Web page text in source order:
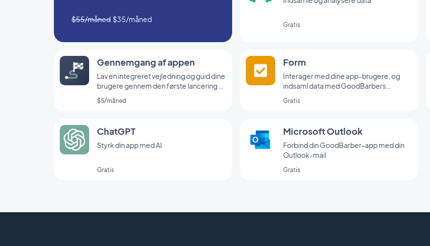
Gratis
$55/måned $35/måned
Gennemgang af appen
Lav en integreret vejledning og guid dine
brugere gennem den første lancering af
din app
$5/måned
Form
Interager med dine app-brugere, og
indsaml data med GoodBarbers
Gratis
ChatGPT
Styrk din app med AI
Gratis
Microsoft Outlook
Forbind din GoodBarber-app med din
Outlook-mail
Gratis